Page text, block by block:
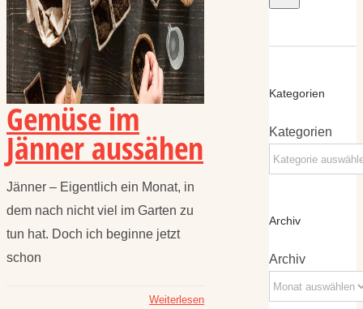
Gemüse im
Jänner aussähen
Jänner – Eigentlich ein Monat, in
dem nach nicht viel im Garten zu
tun hat. Doch ich beginne jetzt
schon
Weiterlesen
Kategorien
Kategorien
Archiv
Archiv